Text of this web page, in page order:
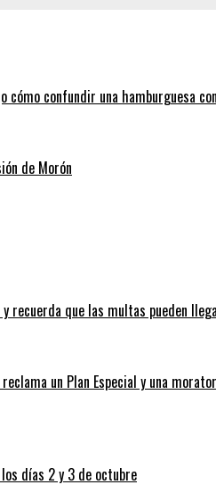
confundir una hamburguesa
de Morón
recuerda que las multas pueden
un Plan Especial y una
días 2 y 3 de octubre